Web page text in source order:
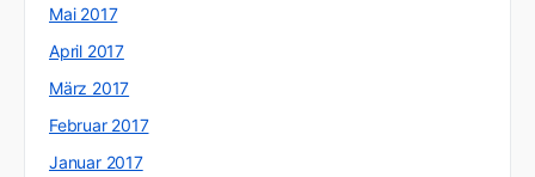
Mai 2017
April 2017
März 2017
Februar 2017
Januar 2017